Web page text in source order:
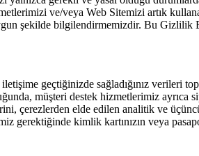
ve/veya Web Sitemizi artık
şekilde bilgilendirmemizdir. Bu Gizlilik
geçtiğinizde sağladığınız verileri
müşteri destek hizmetlerimiz
çerezlerden elde edilen analitik ve
gerektiğinde kimlik kartınızın veya